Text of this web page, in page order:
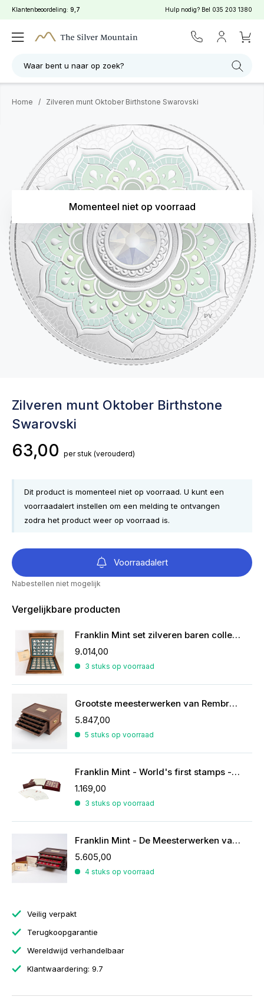
Klantenbeoordeling: 9,7 Hulp nodig? Bel 035 203 1380
Waar bent u naar op zoek?
Home / Zilveren munt Oktober Birthstone Swarovski
Momenteel niet op voorraad
Zilveren munt Oktober Birthstone
Swarovski
63,00 per stuk (verouderd)
Dit product is momenteel niet op voorraad. U kunt een
voorraadalert instellen om een melding te ontvangen
zodra het product weer op voorraad is.
Voorraadalert
Nabestellen niet mogelijk
Vergelijkbare producten
Franklin Mint set zilveren baren collectie van de mooiste zeilschepen
9.014,00
3 stuks op voorraad
Grootste meesterwerken van Rembrandt in zilver
5.847,00
5 stuks op voorraad
Franklin Mint - World's first stamps - postzegels in sterling zilver
1.169,00
3 stuks op voorraad
Franklin Mint - De Meesterwerken van Rubens
5.605,00
4 stuks op voorraad
Veilig verpakt
Terugkoopgarantie
Wereldwijd verhandelbaar
Klantwaardering: 9.7